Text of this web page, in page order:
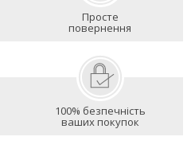
Просте
повернення
100% безпечність
ваших покупок